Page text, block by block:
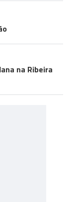
na Ribeira